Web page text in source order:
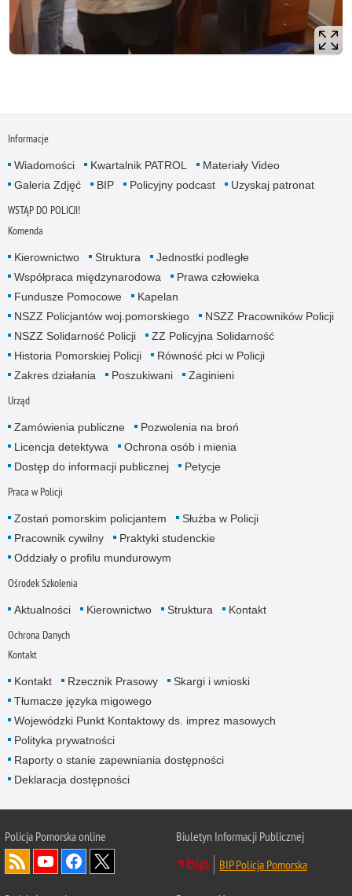
Informacje
Wiadomości Kwartalnik PATROL
Materiały Video
Galeria Zdjęć
BIP Policyjny podcast Uzyskaj patronat
WSTĄP DO POLICJI!
Komenda
Kierownictwo Struktura
Jednostki podległe
Współpraca międzynarodowa
Prawa człowieka
Fundusze Pomocowe
Kapelan
NSZZ Policjantów woj.pomorskiego
NSZZ Pracowników Policji
NSZZ Solidarność Policji
ZZ Policyjna Solidarność
Historia Pomorskiej Policji
Równość płci w Policji
Zakres działania
Poszukiwani Zaginieni
Urząd
Zamówienia publiczne
Pozwolenia na broń
Licencja detektywa
Ochrona osób i mienia
Dostęp do informacji publicznej
Petycje
Praca w Policji
Zostań pomorskim policjantem
Służba w Policji
Pracownik cywilny
Praktyki studenckie
Oddziały o profilu mundurowym
Ośrodek Szkolenia
Aktualności Kierownictwo Struktura Kontakt
Ochrona Danych
Kontakt
Kontakt Rzecznik Prasowy
Skargi i wnioski
Tłumacze języka migowego
Wojewódzki Punkt Kontaktowy ds. imprez masowych
Polityka prywatności
Raporty o stanie zapewniania dostępności
Deklaracja dostępności
Policja Pomorska online
Biuletyn Informacji Publicznej
BIP Policja Pomorska